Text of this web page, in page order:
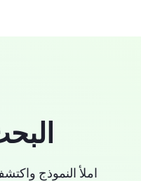
املأ النموذج